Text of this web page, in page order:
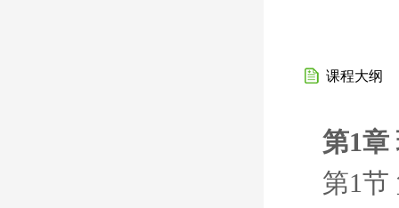
课程大纲
第1章
第1节